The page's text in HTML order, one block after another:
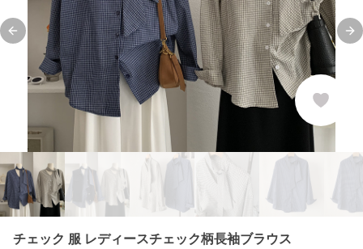
Previous slide
チェック 服 レディースチェック柄長袖ブラウス